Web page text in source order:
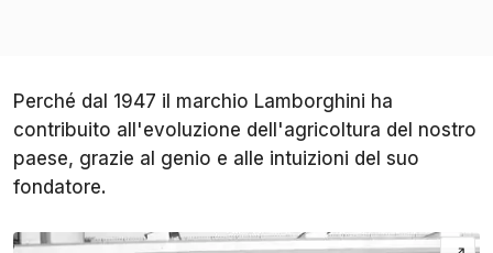
Perché dal 1947 il marchio Lamborghini ha
contribuito all'evoluzione dell'agricoltura del nostro
paese, grazie al genio e alle intuizioni del suo
fondatore.